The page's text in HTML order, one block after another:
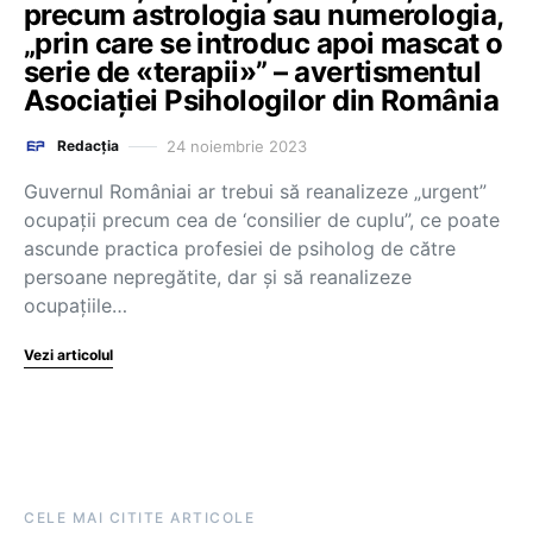
precum astrologia sau numerologia,
„prin care se introduc apoi mascat o
serie de «terapii»” – avertismentul
Asociației Psihologilor din România
Redacția 24 noiembrie 2023
Guvernul Româniai ar trebui să reanalizeze „urgent”
ocupații precum cea de ‘consilier de cuplu”, ce poate
ascunde practica profesiei de psiholog de către
persoane nepregătite, dar și să reanalizeze
ocupațiile…
Vezi articolul
CELE MAI CITITE ARTICOLE